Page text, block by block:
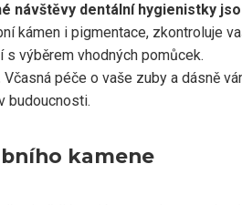
návštěvy dentální hygienistky
kámen i pigmentace, zkontroluje
s výběrem vhodných pomůcek.
Včasná péče o vaše zuby a dásně
budoucnosti.
kamene